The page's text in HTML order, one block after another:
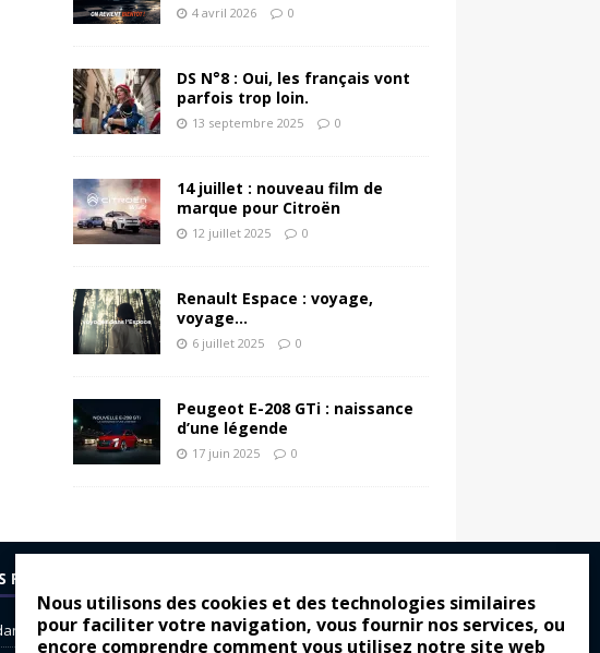
Nous utilisons des cookies et des technologies similaires
pour faciliter votre navigation, vous fournir nos services, ou
encore comprendre comment vous utilisez notre site web
4 avril 2026 0
DS N°8 : Oui, les français vont
parfois trop loin.
13 septembre 2025 0
14 juillet : nouveau film de
marque pour Citroën
12 juillet 2025 0
Renault Espace : voyage,
voyage…
6 juillet 2025 0
Peugeot E-208 GTi : naissance
d’une légende
17 juin 2025 0
Dacia Sandero : pour les gens vrais